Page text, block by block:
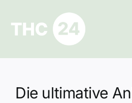
springen
Ratgeber
Hilfe und Kontakt
Die ultimative